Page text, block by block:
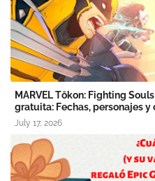
MARVEL Tōkon: Fighting
gratuita: Fechas, personajes y
July 17, 2026